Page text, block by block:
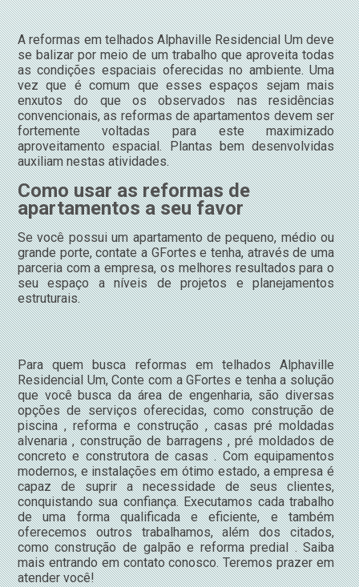
A reformas em telhados Alphaville Residencial Um deve
se balizar por meio de um trabalho que aproveita todas
as condições espaciais oferecidas no ambiente. Uma
vez que é comum que esses espaços sejam mais
enxutos do que os observados nas residências
convencionais, as reformas de apartamentos devem ser
fortemente voltadas para este maximizado
aproveitamento espacial. Plantas bem desenvolvidas
auxiliam nestas atividades.
Como usar as reformas de
apartamentos a seu favor
Se você possui um apartamento de pequeno, médio ou
grande porte, contate a GFortes e tenha, através de uma
parceria com a empresa, os melhores resultados para o
seu espaço a níveis de projetos e planejamentos
estruturais.
Para quem busca reformas em telhados Alphaville
Residencial Um, Conte com a GFortes e tenha a solução
que você busca da área de engenharia, são diversas
opções de serviços oferecidas, como construção de
piscina , reforma e construção , casas pré moldadas
alvenaria , construção de barragens , pré moldados de
concreto e construtora de casas . Com equipamentos
modernos, e instalações em ótimo estado, a empresa é
capaz de suprir a necessidade de seus clientes,
conquistando sua confiança. Executamos cada trabalho
de uma forma qualificada e eficiente, e também
oferecemos outros trabalhamos, além dos citados,
como construção de galpão e reforma predial . Saiba
mais entrando em contato conosco. Teremos prazer em
atender você!